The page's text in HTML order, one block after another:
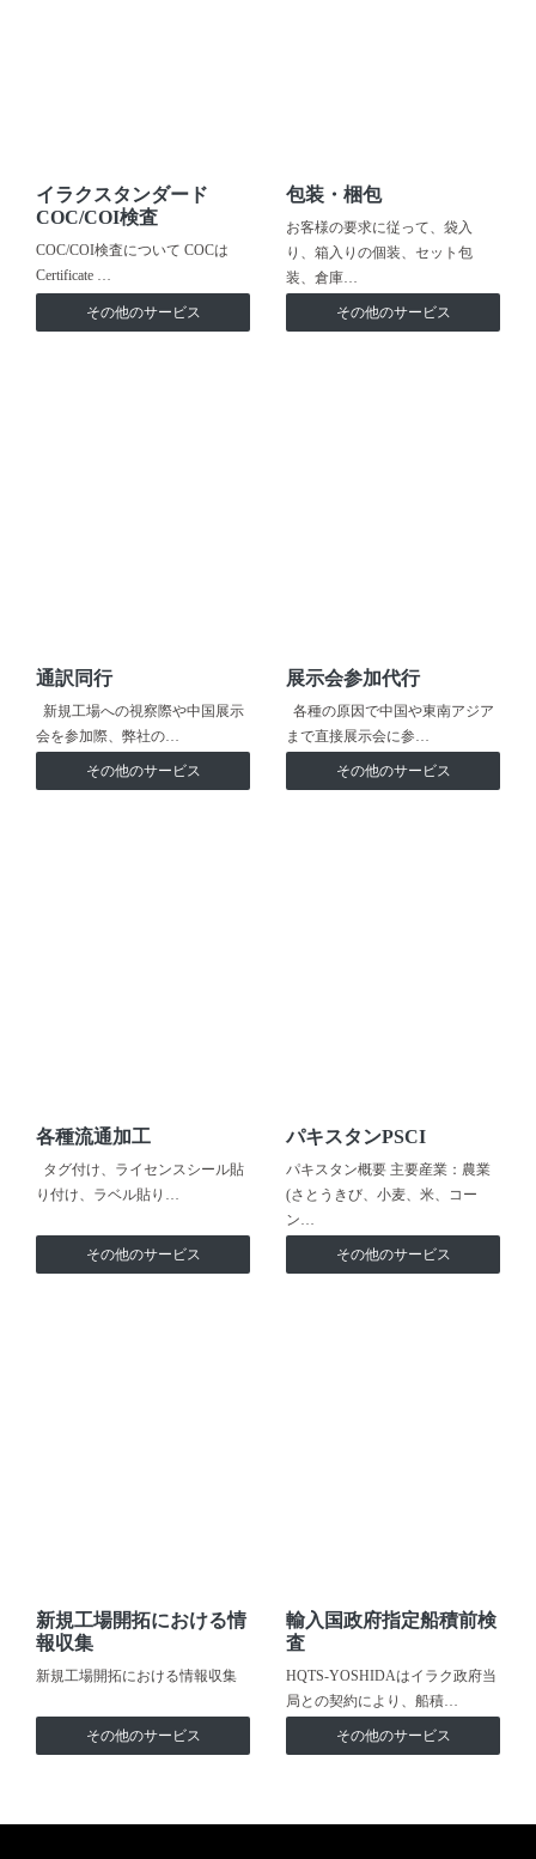
イラクスタンダード
COC/COI検査
COC/COI検査について COCは
Certificate …
その他のサービス
包装・梱包
お客様の要求に従って、袋入
り、箱入りの個装、セット包
装、倉庫…
その他のサービス
通訳同行
新規工場への視察際や中国展示
会を参加際、弊社の…
その他のサービス
展示会参加代行
各種の原因で中国や東南アジア
まで直接展示会に参…
その他のサービス
各種流通加工
タグ付け、ライセンスシール貼
り付け、ラベル貼り…
その他のサービス
パキスタンPSCI
パキスタン概要 主要産業：農業
(さとうきび、小麦、米、コー
ン…
その他のサービス
新規工場開拓における情
報収集
新規工場開拓における情報収集
その他のサービス
輸入国政府指定船積前検
査
HQTS-YOSHIDAはイラク政府当
局との契約により、船積…
その他のサービス